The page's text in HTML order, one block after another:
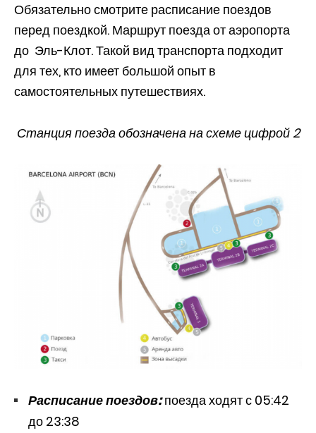
Обязательно смотрите расписание поездов
перед поездкой. Маршрут поезда от аэропорта
до Эль-Клот. Такой вид транспорта подходит
для тех, кто имеет большой опыт в
самостоятельных путешествиях.
Станция поезда обозначена на схеме цифрой 2
Расписание поездов:поезда ходят с 05:42
до 23:38